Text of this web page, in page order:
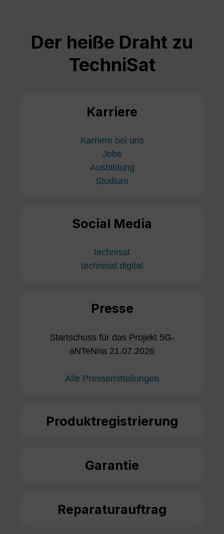
Der heiße Draht zu
TechniSat
Karriere
Karriere bei uns
Jobs
Ausbildung
Studium
Social Media
technisat
technisat.digital
Presse
Startschuss für das Projekt 5G-
aNTeNna 21.07.2026
Alle Pressemitteilungen
Produktregistrierung
Garantie
Reparaturauftrag